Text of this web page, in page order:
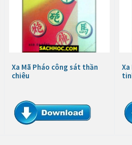
Xa Mã Pháo công sát thần
chiêu